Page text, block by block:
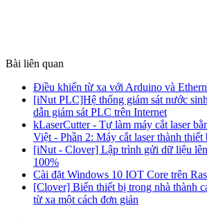
Bài liên quan
Điều khiển từ xa với Arduino và
[iNut PLC]Hệ thống giám sát nước
dẫn giám sát PLC trên Internet
kLaserCutter - Tự làm máy cắt laser
Việt - Phần 2: Máy cắt laser thành
[iNut - Clover] Lập trình gửi dữ liệu
100%
Cài đặt Windows 10 IOT Core trên
[Clover] Biến thiết bị trong nhà thành
từ xa một cách đơn giản